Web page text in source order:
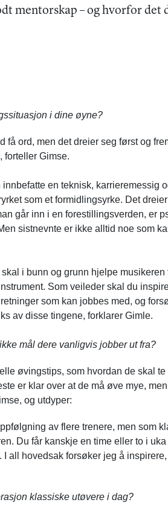
mentorskap – og hvorfor det
i dine øyne?
få ord, men det dreier seg først og
forteller Gimse.
en teknisk, karrieremessig
som et formidlingsyrke. Det
går inn i en forestillingsverden, er
sistnevnte er ikke alltid noe som
i bunn og grunn hjelpe musikeren
Som veileder skal du
som kan jobbes med, og
av disse tingene, forklarer Gimle.
mål dere vanligvis jobber ut fra?
øvingstips, som hvordan de skal
er klar over at de må øve mye, men
og utdyper:
av flere trenere, men som
Du får kanskje en time eller to i
all hovedsak forsøker jeg å
klassiske utøvere i dag?